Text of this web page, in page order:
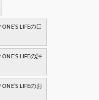
LIFEの口
LIFEの評
LIFEのお